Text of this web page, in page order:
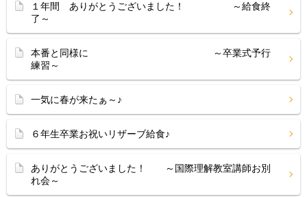
１年間 ありがとうございました！ ～給食終
了～
本番と同様に ～卒業式予行
練習～
一気に春が来たぁ～♪
６年生卒業お祝いリザーブ給食♪
ありがとうございました！ ～国際理解教室講師お別
れ会～